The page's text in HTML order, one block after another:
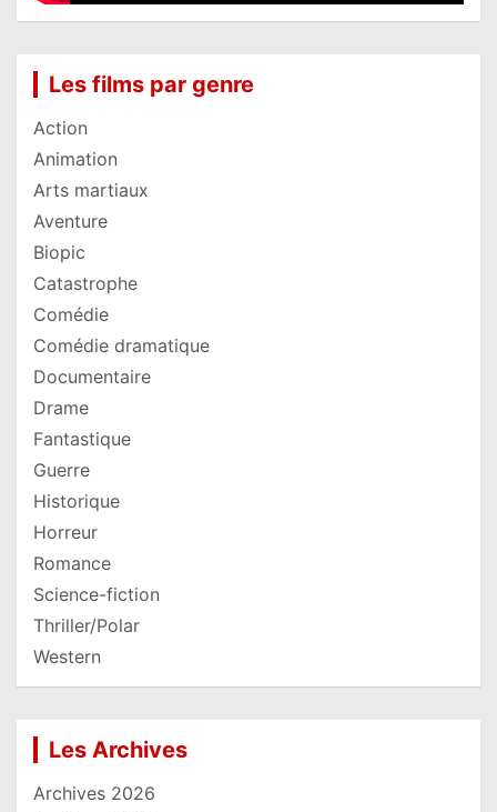
Les films par genre
Action
Animation
Arts martiaux
Aventure
Biopic
Catastrophe
Comédie
Comédie dramatique
Documentaire
Drame
Fantastique
Guerre
Historique
Horreur
Romance
Science-fiction
Thriller/Polar
Western
Les Archives
Archives 2026